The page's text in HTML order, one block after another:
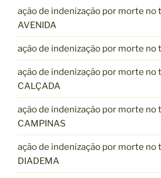
ação de indenização por morte no
AVENIDA
ação de indenização por morte no
ação de indenização por morte no
CALÇADA
ação de indenização por morte no
CAMPINAS
ação de indenização por morte no
DIADEMA